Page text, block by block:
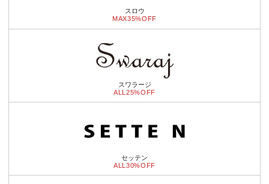
スロウ
MAX35%OFF
スワラージ
ALL25%OFF
セッテン
ALL30%OFF